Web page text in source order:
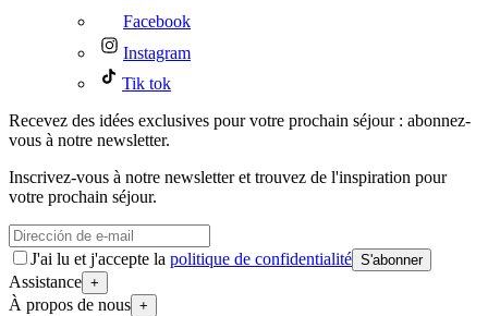
Facebook
Instagram
Tik tok
Recevez des idées exclusives pour votre prochain séjour : abonnez-
vous à notre newsletter.
Inscrivez-vous à notre newsletter et trouvez de l'inspiration pour
votre prochain séjour.
J'ai lu et j'accepte la politique de confidentialité S'abonner
Assistance +
À propos de nous +